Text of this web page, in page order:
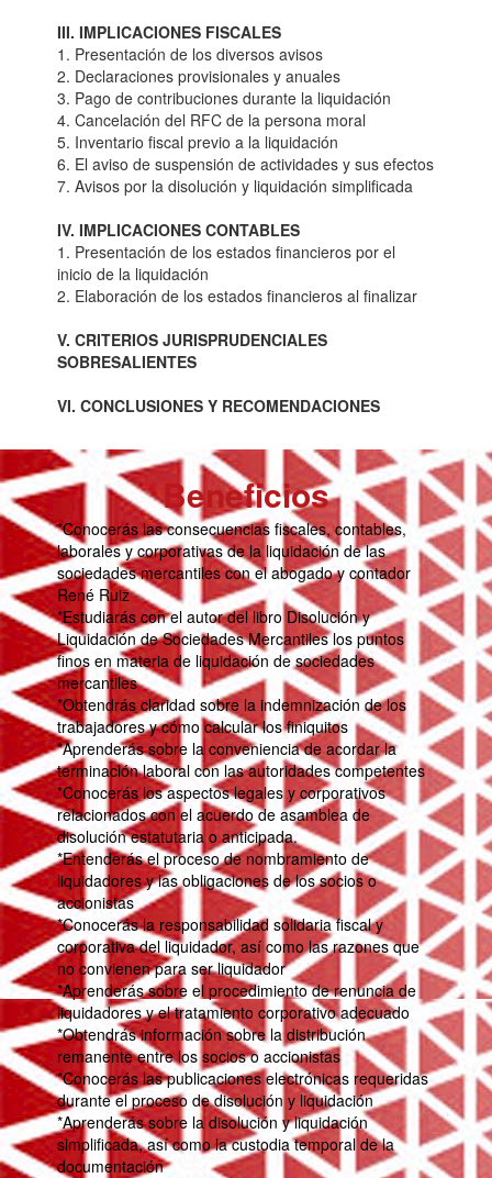
III. IMPLICACIONES FISCALES
1. Presentación de los diversos avisos
2. Declaraciones provisionales y anuales
3. Pago de contribuciones durante la liquidación
4. Cancelación del RFC de la persona moral
5. Inventario fiscal previo a la liquidación
6. El aviso de suspensión de actividades y sus efectos
7. Avisos por la disolución y liquidación simplificada
IV. IMPLICACIONES CONTABLES
1. Presentación de los estados financieros por el
inicio de la liquidación
2. Elaboración de los estados financieros al finalizar
V. CRITERIOS JURISPRUDENCIALES
SOBRESALIENTES
VI. CONCLUSIONES Y RECOMENDACIONES
Beneficios
*Conocerás las consecuencias fiscales, contables,
laborales y corporativas de la liquidación de las
sociedades mercantiles con el abogado y contador
René Ruiz
*Estudiarás con el autor del libro Disolución y
Liquidación de Sociedades Mercantiles los puntos
finos en materia de liquidación de sociedades
mercantiles
*Obtendrás claridad sobre la indemnización de los
trabajadores y cómo calcular los finiquitos
*Aprenderás sobre la conveniencia de acordar la
terminación laboral con las autoridades competentes
*Conocerás los aspectos legales y corporativos
relacionados con el acuerdo de asamblea de
disolución estatutaria o anticipada.
*Entenderás el proceso de nombramiento de
liquidadores y las obligaciones de los socios o
accionistas
*Conocerás la responsabilidad solidaria fiscal y
corporativa del liquidador, así como las razones que
no convienen para ser liquidador
*Aprenderás sobre el procedimiento de renuncia de
liquidadores y el tratamiento corporativo adecuado
*Obtendrás información sobre la distribución
remanente entre los socios o accionistas
*Conocerás las publicaciones electrónicas requeridas
durante el proceso de disolución y liquidación
*Aprenderás sobre la disolución y liquidación
simplificada, así como la custodia temporal de la
documentación